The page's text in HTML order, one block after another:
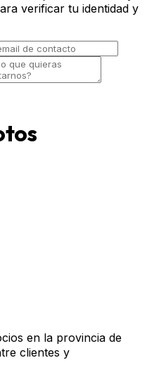
verificar tu identidad y
en la provincia de
clientes y